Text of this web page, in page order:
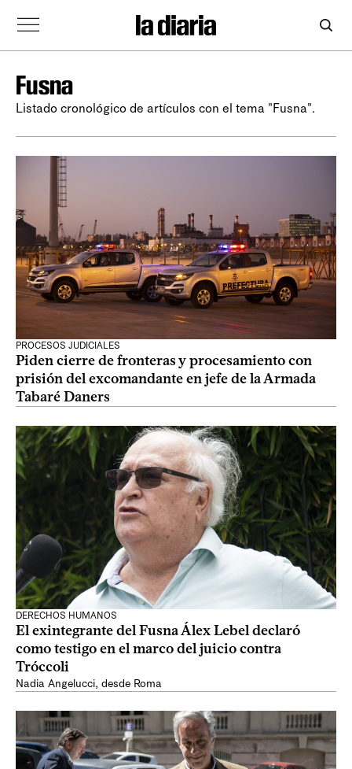
Fusna
Listado cronológico de artículos con el tema "Fusna".
PROCESOS JUDICIALES
Piden cierre de fronteras y procesamiento con
prisión del excomandante en jefe de la Armada
Tabaré Daners
DERECHOS HUMANOS
El exintegrante del Fusna Álex Lebel declaró
como testigo en el marco del juicio contra
Tróccoli
Nadia Angelucci, desde Roma